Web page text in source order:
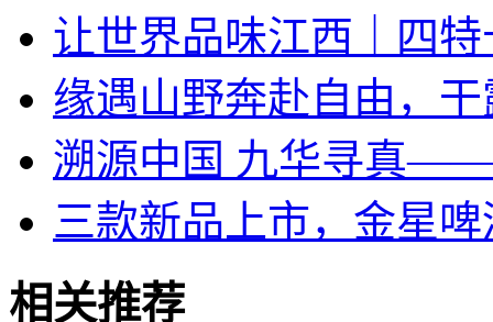
让世界品味江西｜四特
缘遇山野奔赴自由，
溯源中国 九华寻真
三款新品上市，金星啤
相关推荐